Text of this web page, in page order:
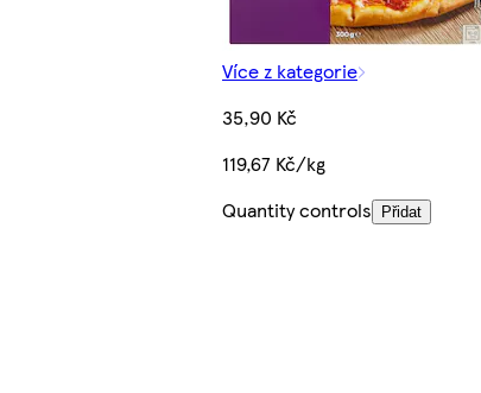
Více z kategorie
35,90 Kč
119,67 Kč/kg
Quantity controls Přidat